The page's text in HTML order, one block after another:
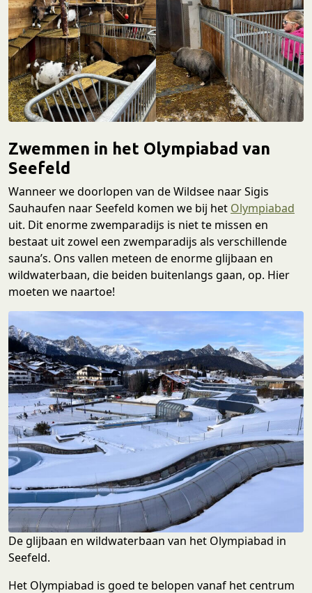
Zwemmen in het Olympiabad van
Seefeld
Wanneer we doorlopen van de Wildsee naar Sigis
Sauhaufen naar Seefeld komen we bij het Olympiabad
uit. Dit enorme zwemparadijs is niet te missen en
bestaat uit zowel een zwemparadijs als verschillende
sauna’s. Ons vallen meteen de enorme glijbaan en
wildwaterbaan, die beiden buitenlangs gaan, op. Hier
moeten we naartoe!
De glijbaan en wildwaterbaan van het Olympiabad in
Seefeld.
Het Olympiabad is goed te belopen vanaf het centrum